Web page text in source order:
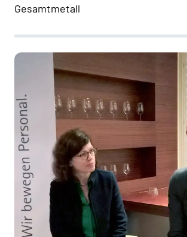
Gesamtmetall